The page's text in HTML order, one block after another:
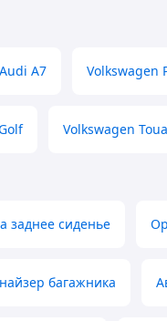
Audi A7 Volkswagen
Volkswagen
заднее сиденье
багажника